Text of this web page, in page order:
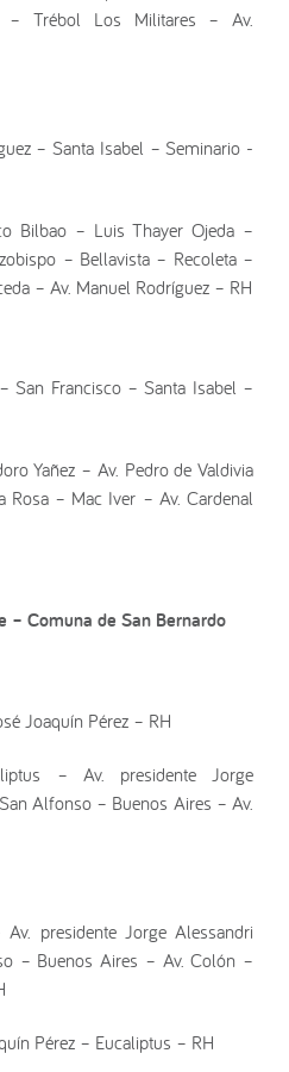
– Trébol Los Militares – Av.
– Santa Isabel – Seminario -
Bilbao – Luis Thayer Ojeda –
– Bellavista – Recoleta –
– Av. Manuel Rodríguez – RH
San Francisco – Santa Isabel –
Yañez – Av. Pedro de Valdivia
Rosa – Mac Iver – Av. Cardenal
– Comuna de San Bernardo
Joaquín Pérez – RH
– Av. presidente Jorge
Alfonso – Buenos Aires – Av.
presidente Jorge Alessandri
– Buenos Aires – Av. Colón –
Pérez – Eucaliptus – RH